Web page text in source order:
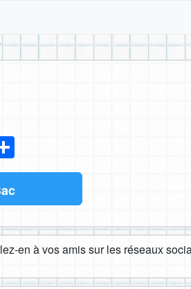
en à vos amis sur les réseaux